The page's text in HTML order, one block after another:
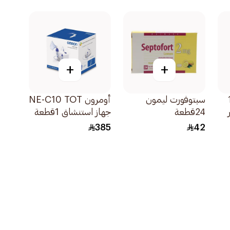
+
سبتوفورت ليمون
24قطعة
42
+
أومرون NE-C10 TOT
جهاز استنشاق 1قطعة
385